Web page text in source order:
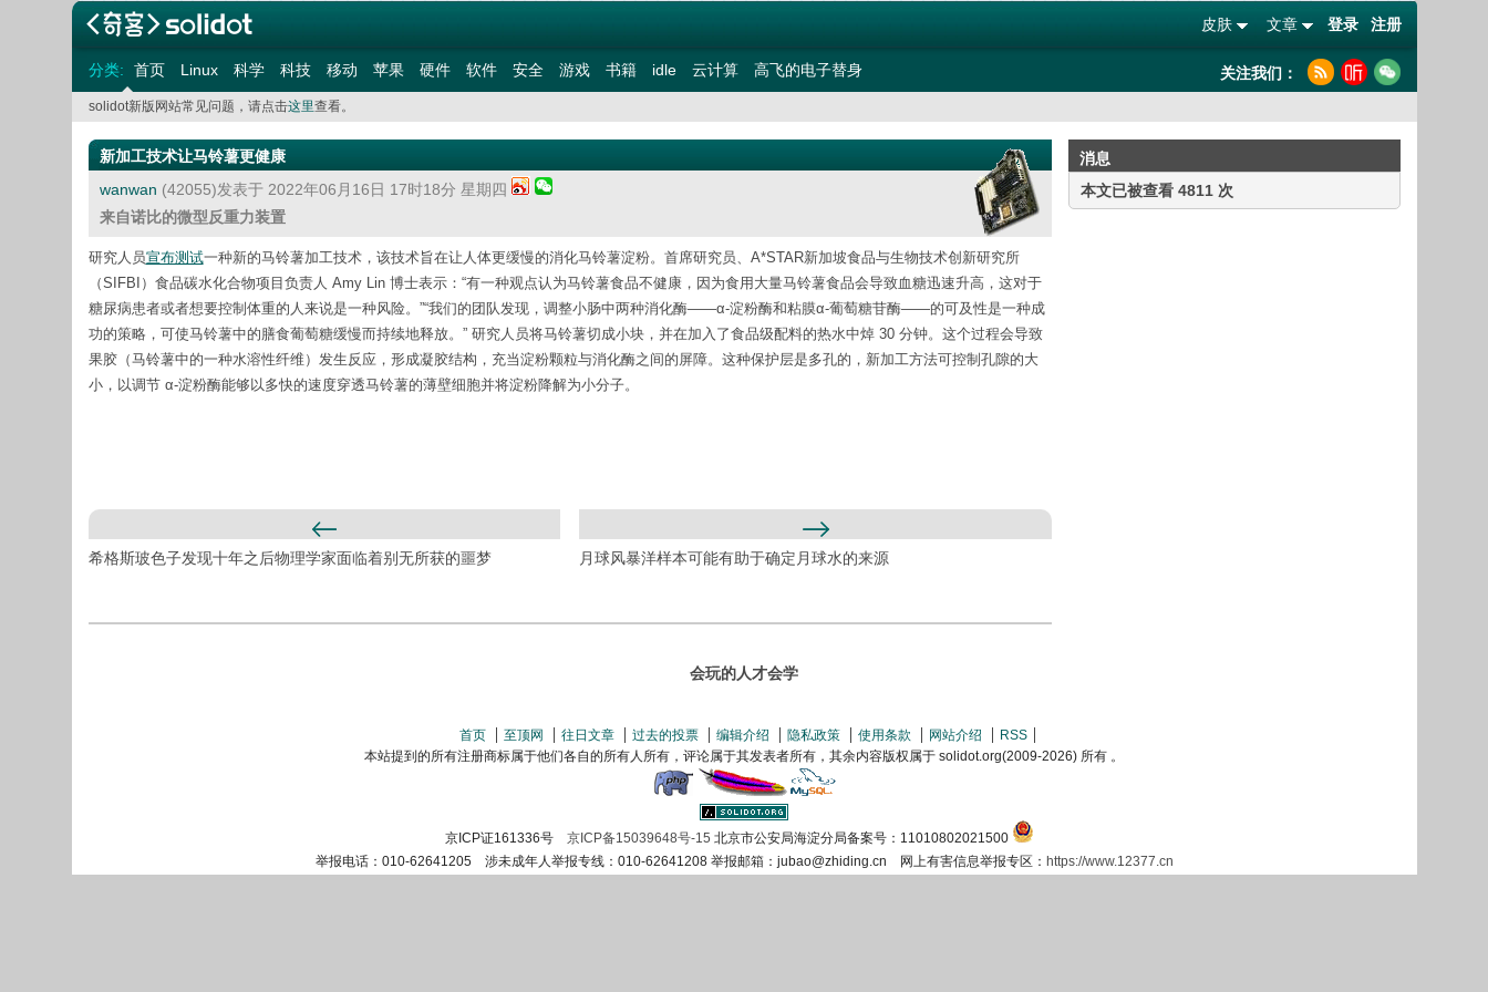
登录 注册
文章
皮肤
分类: 首页 Linux 科学 科技 移动 苹果 硬件 软件 安全 游戏 书籍 idle 云计算 高飞的电子替身 关注我们：
solidot新版网站常见问题，请点击这里查看。
消息
本文已被查看 4811 次
新加工技术让马铃薯更健康
wanwan (42055)发表于 2022年06月16日 17时18分 星期四
来自诺比的微型反重力装置
研究人员宣布测试一种新的马铃薯加工技术，该技术旨在让人体更缓慢的消化马铃薯淀粉。首席研究员、A*STAR新加坡食品与生物技术创新研究所
（SIFBI）食品碳水化合物项目负责人 Amy Lin 博士表示：“有一种观点认为马铃薯食品不健康，因为食用大量马铃薯食品会导致血糖迅速升高，这对于
糖尿病患者或者想要控制体重的人来说是一种风险。”“我们的团队发现，调整小肠中两种消化酶——α-淀粉酶和粘膜α-葡萄糖苷酶——的可及性是一种成
功的策略，可使马铃薯中的膳食葡萄糖缓慢而持续地释放。” 研究人员将马铃薯切成小块，并在加入了食品级配料的热水中焯 30 分钟。这个过程会导致
果胶（马铃薯中的一种水溶性纤维）发生反应，形成凝胶结构，充当淀粉颗粒与消化酶之间的屏障。这种保护层是多孔的，新加工方法可控制孔隙的大
小，以调节 α-淀粉酶能够以多快的速度穿透马铃薯的薄壁细胞并将淀粉降解为小分子。
希格斯玻色子发现十年之后物理学家面临着别无所获的噩梦 月球风暴洋样本可能有助于确定月球水的来源
会玩的人才会学
首页 至顶网 往日文章 过去的投票 编辑介绍 隐私政策 使用条款 网站介绍
RSS
本站提到的所有注册商标属于他们各自的所有人所有，评论属于其发表者所有，其余内容版权属于 solidot.org(2009-2026) 所有 。
京ICP证161336号 京ICP备15039648号-15 北京市公安局海淀分局备案号：11010802021500
举报电话：010-62641205 涉未成年人举报专线：010-62641208 举报邮箱：jubao@zhiding.cn 网上有害信息举报专区： https://www.12377.cn